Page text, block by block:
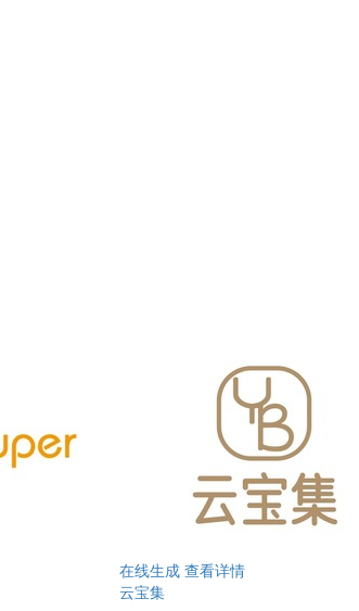
在线生成 查看详情
云宝集